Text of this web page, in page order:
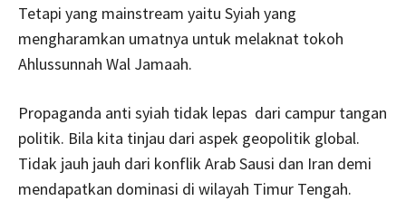
Tetapi yang mainstream yaitu Syiah yang
mengharamkan umatnya untuk melaknat tokoh
Ahlussunnah Wal Jamaah.
Propaganda anti syiah tidak lepas dari campur tangan
politik. Bila kita tinjau dari aspek geopolitik global.
Tidak jauh jauh dari konflik Arab Sausi dan Iran demi
mendapatkan dominasi di wilayah Timur Tengah.